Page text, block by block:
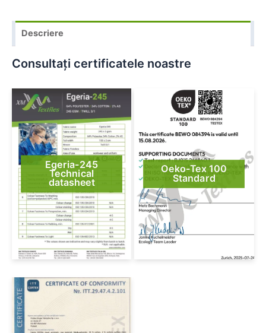
Descriere
Consultați certificatele noastre
Egeria-245
Technical
datasheet
Oeko-Tex 100
Standard